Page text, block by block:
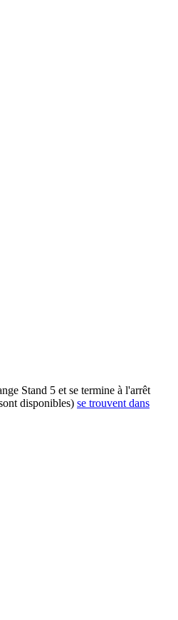
Stand 5 et se termine à l'arrêt
disponibles) se trouvent dans